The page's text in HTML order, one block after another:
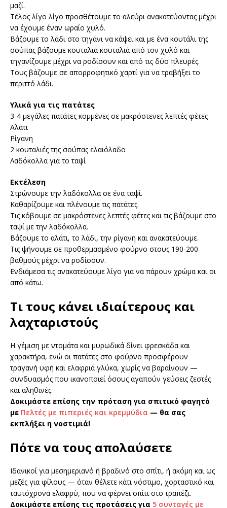
μαζί.
Τέλος λίγο λίγο προσθέτουμε το αλεύρι ανακατεύοντας μέχρι
να έχουμε έναν ωραίο χυλό.
Βάζουμε το λάδι στο τηγάνι να κάψει και με ένα κουτάλι της
σούπας βάζουμε κουταλιά κουταλιά από τον χυλό και
τηγανίζουμε μέχρι να ροδίσουν και από τις δύο πλευρές.
Τους βάζουμε σε απορροφητικό χαρτί για να τραβήξει το
περιττό λάδι.
Υλικά για τις πατάτες
3-4 μεγάλες πατάτες κομμένες σε μακρόστενες λεπτές φέτες
Αλάτι
Ρίγανη
2 κουταλιές της σούπας ελαιόλαδο
Λαδόκολλα για το ταψί
Εκτέλεση
Στρώνουμε την λαδόκολλα σε ένα ταψί.
Καθαρίζουμε και πλένουμε τις πατάτες.
Τις κόβουμε σε μακρόστενες λεπτές φέτες και τις βάζουμε στο
ταψί με την λαδόκολλα.
Βάζουμε το αλάτι, το λάδι, την ρίγανη και ανακατεύουμε.
Τις ψήνουμε σε προθερμασμένο φούρνο στους 190-200
βαθμούς μέχρι να ροδίσουν.
Ενδιάμεσα τις ανακατεύουμε λίγο για να πάρουν χρώμα και οι
από κάτω.
Τι τους κάνει ιδιαίτερους και
λαχταριστούς
Η γέμιση με ντομάτα και μυρωδικά δίνει φρεσκάδα και
χαρακτήρα, ενώ οι πατάτες στο φούρνο προσφέρουν
τραγανή υφή και ελαφριά γλύκα, χωρίς να βαραίνουν —
συνδυασμός που ικανοποιεί όσους αγαπούν γεύσεις ζεστές
και αληθινές.
Δοκιμάστε επίσης την πρόταση για σπιτικό φαγητό
με Πελτές με πιπεριές και κρεμμύδια — θα σας
εκπλήξει η νοστιμιά!
Πότε να τους απολαύσετε
Ιδανικοί για μεσημεριανό ή βραδινό στο σπίτι, ή ακόμη και ως
μεζές για φίλους — όταν θέλετε κάτι νόστιμο, χορταστικό και
ταυτόχρονα ελαφρύ, που να φέρνει σπίτι στο τραπέζι.
Δοκιμάστε επίσης τις προτάσεις για 5 συνταγές με